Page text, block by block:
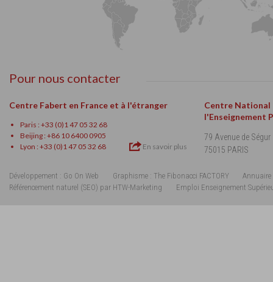
Pour nous contacter
Centre Fabert en France et à l'étranger
Paris : +33 (0)1 47 05 32 68
Beijing : +86 10 6400 0905
Lyon : +33 (0)1 47 05 32 68
En savoir plus
Centre National
l'Enseignement
79 Avenue de Ségur
75015 PARIS
Développement : Go On Web Graphisme : The Fibonacci FACTORY
Annuaire
Référencement naturel (SEO) par HTW-Marketing
Emploi Enseignement